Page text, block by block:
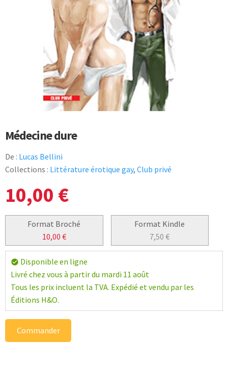
Médecine dure
De : Lucas Bellini
Collections : Littérature érotique gay, Club privé
10,00 €
Format Broché
10,00 €
Format Kindle
7,50€
check_circle Disponible en ligne
Livré chez vous à partir du mardi 11 août
Tous les prix incluent la TVA. Expédié et vendu par les
Éditions H&O.
Commander